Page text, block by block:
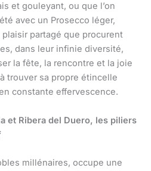
et gouleyant, ou que l’on
avec un Prosecco léger,
partagé que procurent
dans leur infinie diversité,
la fête, la rencontre et la joie
trouver sa propre étincelle
constante effervescence.
et Ribera del Duero, les piliers
millénaires, occupe une